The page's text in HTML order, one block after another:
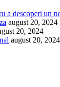
a descoperi un
august 20, 2024
20, 2024
august 20, 2024